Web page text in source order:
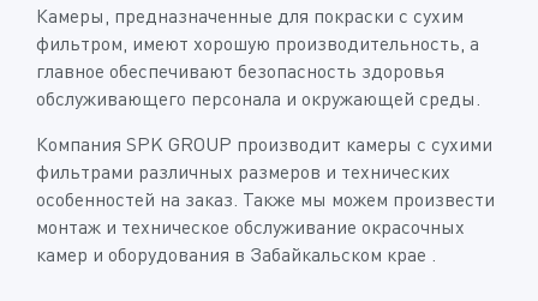
Камеры, предназначенные для покраски с сухим
фильтром, имеют хорошую производительность, а
главное обеспечивают безопасность здоровья
обслуживающего персонала и окружающей среды.
Компания SPK GROUP производит камеры с сухими
фильтрами различных размеров и технических
особенностей на заказ. Также мы можем произвести
монтаж и техническое обслуживание окрасочных
камер и оборудования в Забайкальском крае .